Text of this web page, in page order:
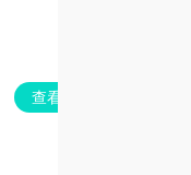
查看